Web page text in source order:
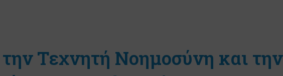
Τεχνητή Νοημοσύνη και την